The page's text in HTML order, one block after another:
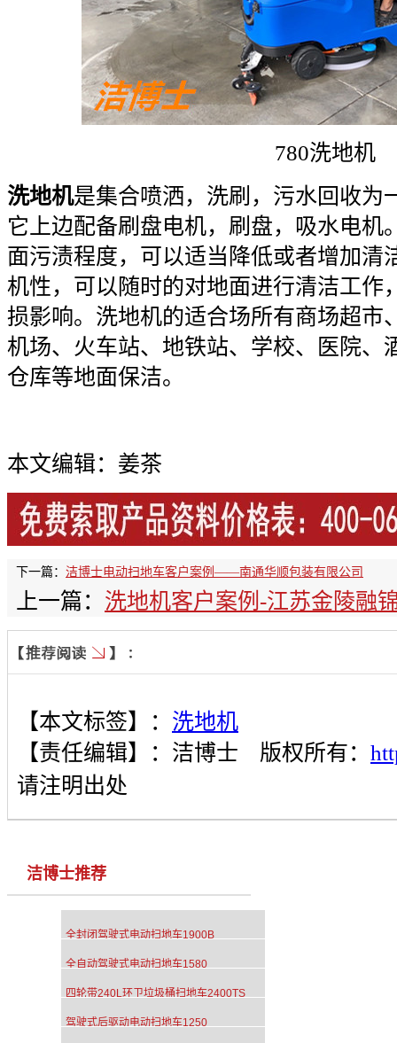
780洗地机
洗地机是集合喷洒，洗刷，污水回收为
它上边配备刷盘电机，刷盘，吸水电机
面污渍程度，可以适当降低或者增加清
机性，可以随时的对地面进行清洁工作
损影响。洗地机的适合场所有商场超市
机场、火车站、地铁站、学校、医院、
仓库等地面保洁。
本文编辑：姜茶
下一篇： 洁博士电动扫地车客户案例——南通华顺包装有限公司
上一篇： 洗地机客户案例-江苏金陵融
【本文标签】： 洗地机
【责任编辑】： 洁博士 版权所有：
请注明出处
洁博士推荐
全封闭驾驶式电动扫地车1900B
全自动驾驶式电动扫地车1580
四轮带240L环卫垃圾桶扫地车2400TS
驾驶式后驱动电动扫地车1250